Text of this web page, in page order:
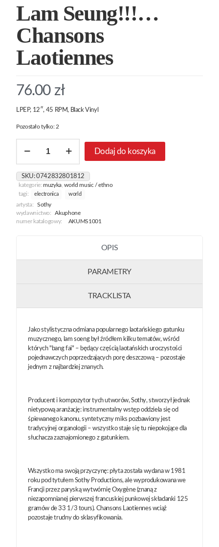
Lam Seung!!!…
Chansons
Laotiennes
76.00 zł
LPEP, 12″, 45 RPM, Black Vinyl
Pozostało tylko: 2
Lam
Chansons
Laotiennes
Dodaj do koszyka
SKU:0742832801812
kategorie:muzyka ,world music / ethno
tagi:
electronica world
artysta:
Sothy
wydawnictwo:
Akuphone
numer katalogowy:
AKUMS1001
OPIS
PARAMETRY
TRACKLISTA
Jako stylistyczna odmiana popularnego laotańskiego gatunku
muzycznego, lam soeng był źródłem kilku tematów, wśród
których "bang fai" – będący częścią laotańskich uroczystości
pojednawczych poprzedzających porę deszczową – pozostaje
jednym z najbardziej znanych.
Producent i kompozytor tych utworów, Sothy, stworzył jednak
nietypową aranżację: instrumentalny wstęp oddziela się od
śpiewanego kanonu, syntetyczny miks pozbawiony jest
tradycyjnej organologii – wszystko staje się tu niepokojące dla
słuchacza zaznajomionego z gatunkiem.
Wszystko ma swoją przyczynę: płyta została wydana w 1981
roku pod tytułem Sothy Productions, ale wyprodukowana we
Francji przez paryską wytwórnię Oxygène (znaną z
niezapomnianej pierwszej francuskiej punkowej składanki 125
gramów de 33 1/3 tours). Chansons Laotiennes wciąż
pozostaje trudny do sklasyfikowania.